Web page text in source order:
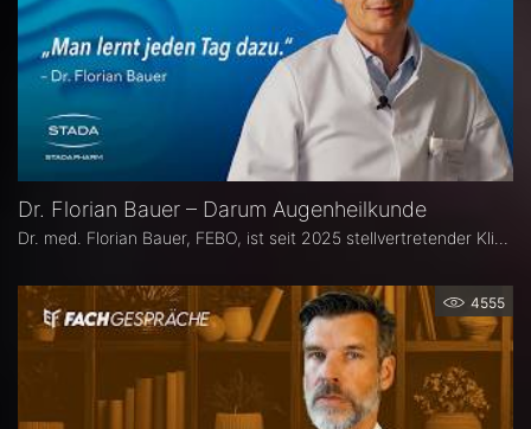
Dr. Florian Bauer – Darum Augenheilkunde
4555